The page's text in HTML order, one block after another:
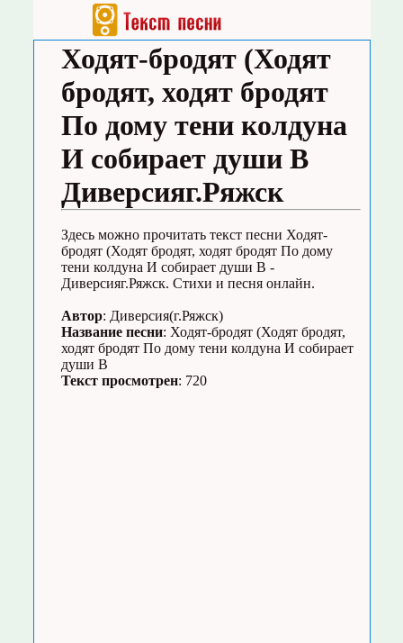
Ходят-бродят (Ходят
бродят, ходят бродят
По дому тени колдуна
И собирает души В
Диверсияг.Ряжск
Здесь можно прочитать текст песни Ходят-
бродят (Ходят бродят, ходят бродят По дому
тени колдуна И собирает души В -
Диверсияг.Ряжск. Стихи и песня онлайн.
Автор: Диверсия(г.Ряжск)
Название песни: Ходят-бродят (Ходят бродят,
ходят бродят По дому тени колдуна И собирает
души В
Текст просмотрен: 720